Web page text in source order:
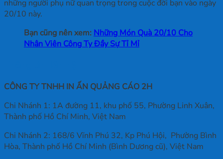
những người phụ nữ quan trọng trong cuộc đời bạn vào ngày
20/10 này.
Bạn cũng nên xem: Những Món Quà 20/10 Cho
Nhân Viên Công Ty Đầy Sự Tỉ Mỉ
CÔNG TY TNHH IN ẤN QUẢNG CÁO 2H
Chi Nhánh 1: 1A đường 11, khu phố 55, Phường Linh Xuân,
Thành phố Hồ Chí Minh, Việt Nam
Chi Nhánh 2: 168/6 Vĩnh Phú 32, Kp Phú Hội, Phường Bình
Hòa, Thành phố Hồ Chí Minh (Bình Dương cũ), Việt Nam